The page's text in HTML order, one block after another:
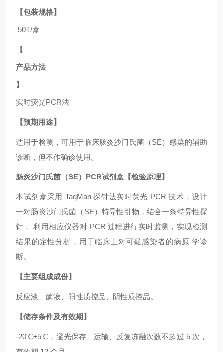
【包装规格】
50T/盒
【
产品方法
】
实时荧光PCR法
【预期用途】
适用于检测，可用于临床肠炎沙门氏菌（SE） 感染的辅助
诊断，但不作确诊使用。
肠炎沙门氏菌（SE）PCR试剂盒【检验原理】
本试剂盒采用 TaqMan 探针法实时荧光 PCR 技术，设计
一对肠炎沙门氏菌（SE） 特异性引物，结合一条特异性探
针，
利用相应仪器对 PCR 过程进行实时监测，实现检测
结果的定性分析，用于临床上对可疑感染者的病原 学诊
断。
【主要组成成份】
反应液、酶液、阳性质控品、阴性质控品。
【储存条件及有效期】
-20℃±5℃，避光保存、运输、反复冻融次数不超过 5 次，